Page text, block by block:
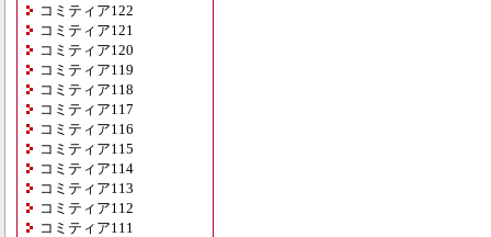
コミティア122
コミティア121
コミティア120
コミティア119
コミティア118
コミティア117
コミティア116
コミティア115
コミティア114
コミティア113
コミティア112
コミティア111